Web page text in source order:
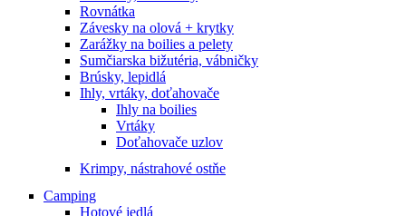
Rovnátka
Závesky na olová + krytky
Zarážky na boilies a pelety
Sumčiarska bižutéria, vábničky
Brúsky, lepidlá
Ihly, vrtáky, doťahovače
Ihly na boilies
Vrtáky
Doťahovače uzlov
Krimpy, nástrahové ostňe
Camping
Hotové jedlá